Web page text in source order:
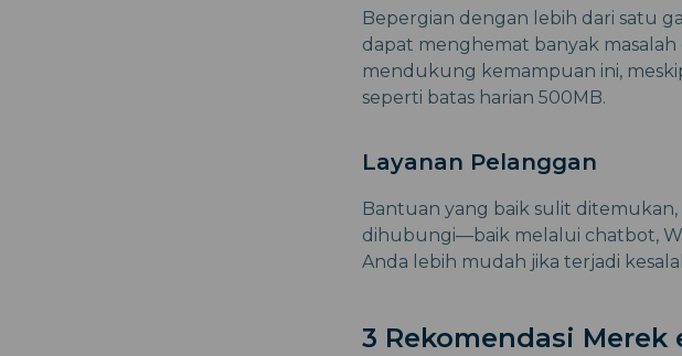
Bepergian dengan lebih dari satu
dapat menghemat banyak
mendukung kemampuan ini,
seperti batas harian 500MB.
Layanan Pelanggan
Bantuan yang baik sulit
dihubungi—baik melalui chatbot,
Anda lebih mudah jika terjadi
3 Rekomendasi Merek